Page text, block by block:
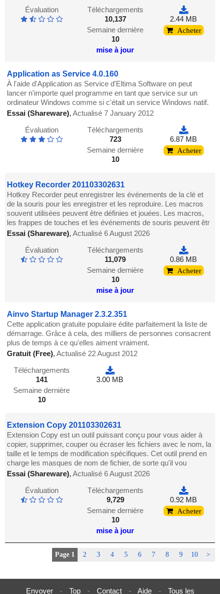
Évaluation
Téléchargements
10,137
Semaine dernière
10
mise à jour
2.44 MB
Acheter
Application as Service 4.0.160
À l'aide d'Application as Service d'Eltima Software on peut
lancer n'importe quel programme en tant que service sur un
ordinateur Windows comme si c'était un service Windows natif.
Essai (Shareware),Actualisé 7 January 2012
Évaluation
Téléchargements
723
Semaine dernière
10
6.87 MB
Acheter
Hotkey Recorder 201103302631
Hotkey Recorder peut enregistrer les événements de la clé et
de la souris pour les enregistrer et les reproduire. Les macros
souvent utilisées peuvent être définies et jouées. Les macros,
les frappes de touches et les événements de souris peuvent êtr
Essai (Shareware),Actualisé 6 August 2026
Évaluation
Téléchargements
11,079
Semaine dernière
10
mise à jour
0.86 MB
Acheter
Ainvo Startup Manager 2.3.2.351
Cette application gratuite populaire édite parfaitement la liste de
démarrage. Grâce à cela, des milliers de personnes consacrent
plus de temps à ce qu'elles aiment vraiment.
Gratuit (Free),Actualisé 22 August 2012
Téléchargements
141
Semaine dernière
10
3.00 MB
Extension Copy 201103302631
Extension Copy est un outil puissant conçu pour vous aider à
copier, supprimer, couper ou écraser les fichiers avec le nom, la
taille et le temps de modification spécifiques. Cet outil prend en
charge les masques de nom de fichier, de sorte qu'il vou
Essai (Shareware),Actualisé 6 August 2026
Évaluation
Téléchargements
9,729
Semaine dernière
10
mise à jour
0.92 MB
Acheter
Page 1 2 3 4 5 6 7 8 9 10 >
Envoyer - Top - Contact - Aide - Tous les